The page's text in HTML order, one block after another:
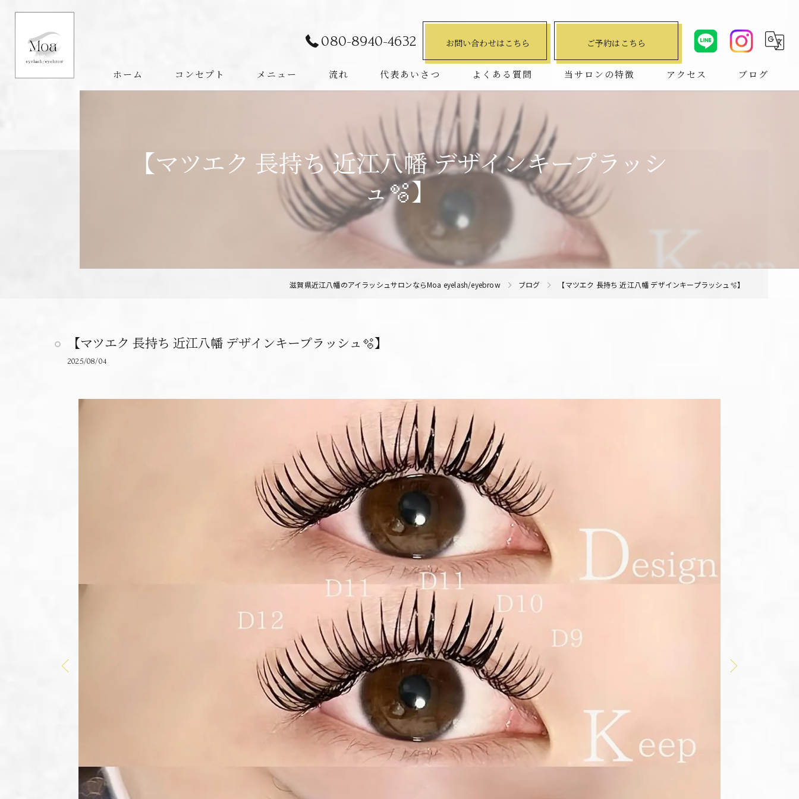
080-8940-4632 お問い合わせはこちら ご予約はこちら
ホーム コンセプト メニュー 流れ 代表あいさつ よくある質問 当サロンの特徴
マツエク
まつ毛パーマ
パリジェンヌ
アクセス ブログ
【マツエク 長持ち 近江八幡 デザインキープラッシ
ュ🫧】
滋賀県近江八幡のアイラッシュサロンならMoa eyelash/eyebrow ブログ 【マツエク 長持ち 近江八幡 デザインキープラッシュ🫧】
【マツエク 長持ち 近江八幡 デザインキープラッシュ🫧】
2025/08/04